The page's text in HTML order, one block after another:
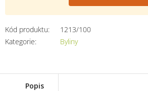
Kód produktu:
1213/100
Kategorie: Byliny
Popis